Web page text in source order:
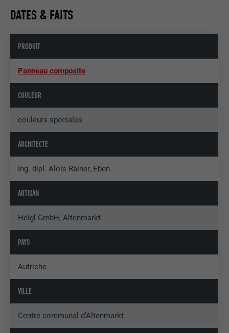
DATES & FAITS
PRODUIT
Panneau composite
COULEUR
couleurs spéciales
ARCHITECTE
Ing. dipl. Alois Rainer, Eben
ARTISAN
Heigl GmbH, Altenmarkt
PAYS
Autriche
VILLE
Centre communal d’Altenmarkt